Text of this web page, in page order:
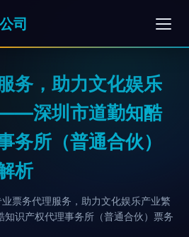
司
务，助力文化娱乐
深圳市道勤知酷
务所（普通合伙）
析
业票务代理服务，助力文化娱乐产业繁
识产权代理事务所（普通合伙）票务